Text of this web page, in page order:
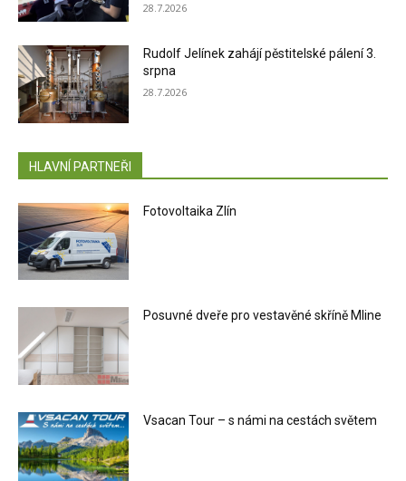
28.7.2026
Rudolf Jelínek zahájí pěstitelské pálení 3.
srpna
28.7.2026
HLAVNÍ PARTNEŘI
Fotovoltaika Zlín
Posuvné dveře pro vestavěné skříně Mline
Vsacan Tour – s námi na cestách světem